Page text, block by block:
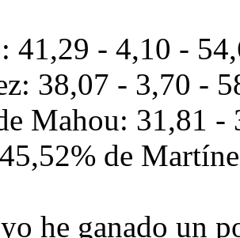
41,29 - 4,10 -
38,07 - 3,70 -
Mahou: 31,81 -
de
he ganado un